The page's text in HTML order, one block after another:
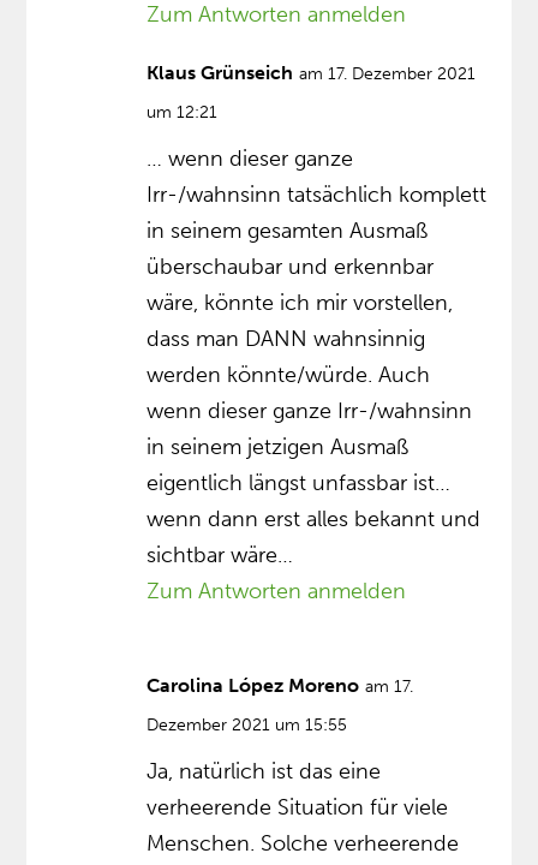
Zum Antworten anmelden
Klaus Grünseich am 17. Dezember 2021
um 12:21
… wenn dieser ganze
Irr-/wahnsinn tatsächlich komplett
in seinem gesamten Ausmaß
überschaubar und erkennbar
wäre, könnte ich mir vorstellen,
dass man DANN wahnsinnig
werden könnte/würde. Auch
wenn dieser ganze Irr-/wahnsinn
in seinem jetzigen Ausmaß
eigentlich längst unfassbar ist…
wenn dann erst alles bekannt und
sichtbar wäre…
Zum Antworten anmelden
Carolina López Moreno am 17.
Dezember 2021 um 15:55
Ja, natürlich ist das eine
verheerende Situation für viele
Menschen. Solche verheerende